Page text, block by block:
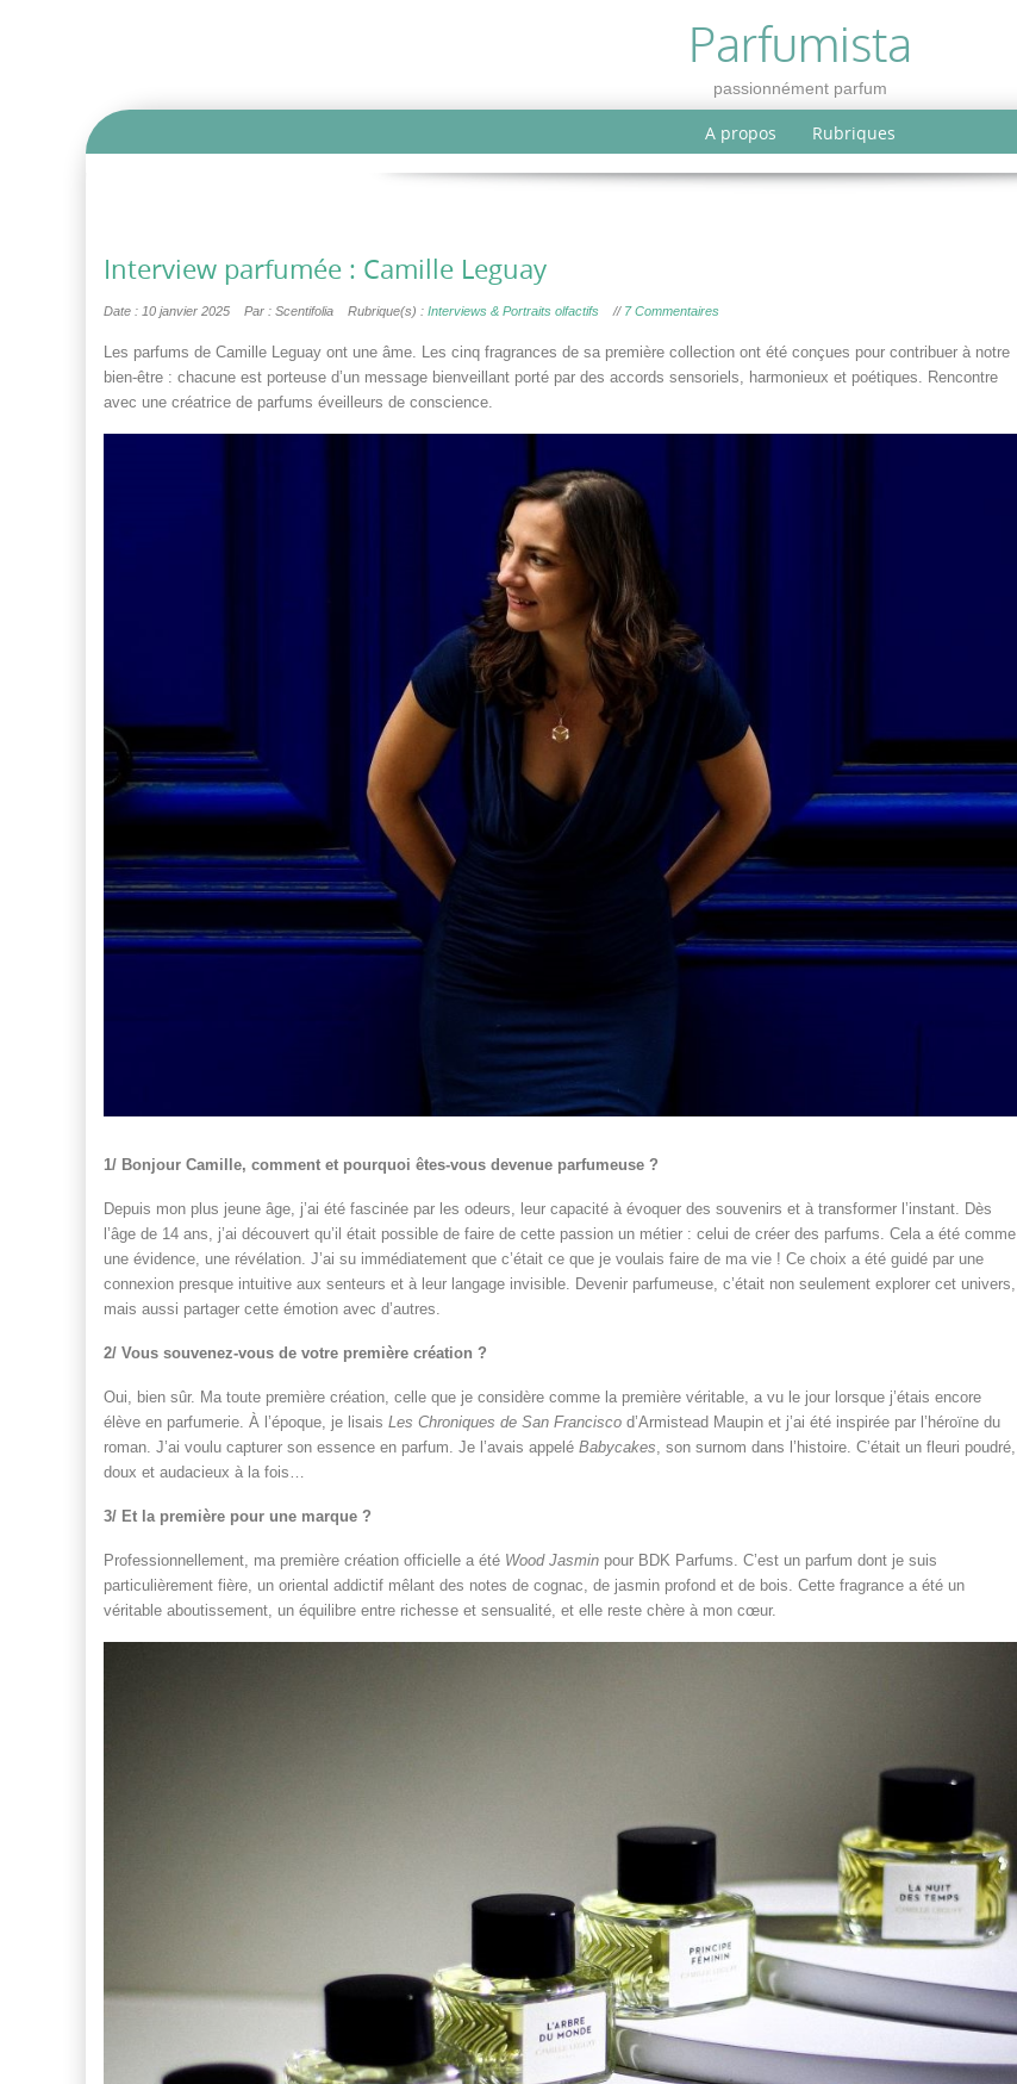
Parfumista
passionnément parfum
A propos Rubriques
Interview parfumée : Camille Leguay
Date : 10 janvier 2025 Par : Scentifolia Rubrique(s) : Interviews & Portraits olfactifs // 7 Commentaires
Les parfums de Camille Leguay ont une âme. Les cinq fragrances de sa première collection ont été conçues pour contribuer à notre
bien-être : chacune est porteuse d’un message bienveillant porté par des accords sensoriels, harmonieux et poétiques. Rencontre
avec une créatrice de parfums éveilleurs de conscience.
1/ Bonjour Camille, comment et pourquoi êtes-vous devenue parfumeuse ?
Depuis mon plus jeune âge, j’ai été fascinée par les odeurs, leur capacité à évoquer des souvenirs et à transformer l’instant. Dès
l’âge de 14 ans, j’ai découvert qu’il était possible de faire de cette passion un métier : celui de créer des parfums. Cela a été comme
une évidence, une révélation. J’ai su immédiatement que c’était ce que je voulais faire de ma vie ! Ce choix a été guidé par une
connexion presque intuitive aux senteurs et à leur langage invisible. Devenir parfumeuse, c’était non seulement explorer cet univers,
mais aussi partager cette émotion avec d’autres.
2/ Vous souvenez-vous de votre première création ?
Oui, bien sûr. Ma toute première création, celle que je considère comme la première véritable, a vu le jour lorsque j’étais encore
élève en parfumerie. À l’époque, je lisais Les Chroniques de San Francisco d’Armistead Maupin et j’ai été inspirée par l’héroïne du
roman. J’ai voulu capturer son essence en parfum. Je l’avais appelé Babycakes, son surnom dans l’histoire. C’était un fleuri poudré,
doux et audacieux à la fois…
3/ Et la première pour une marque ?
Professionnellement, ma première création officielle a été Wood Jasmin pour BDK Parfums. C’est un parfum dont je suis
particulièrement fière, un oriental addictif mêlant des notes de cognac, de jasmin profond et de bois. Cette fragrance a été un
véritable aboutissement, un équilibre entre richesse et sensualité, et elle reste chère à mon cœur.